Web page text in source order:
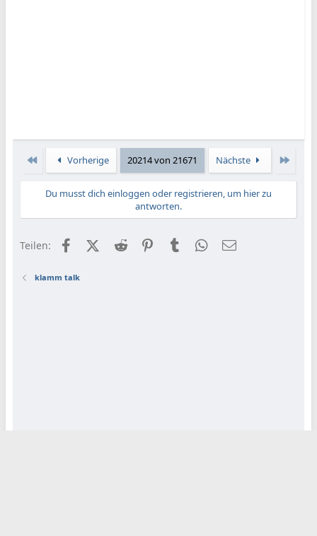
Erste Vorherige 20214 von 21671 Nächste
Du musst dich einloggen oder registrieren, um hier zu
antworten.
Teilen: FacebookX (Twitter)
Reddit PinterestTumblr WhatsApp
klamm talk